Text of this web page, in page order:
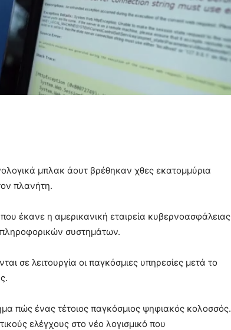
μπλακ άουτ βρέθηκαν χθες εκατομμύρια
πλανήτη.
έκανε η αμερικανική εταιρεία κυβερνοασφάλειας
συστημάτων.
σε λειτουργία οι παγκόσμιες υπηρεσίες μετά το
πώς ένας τέτοιος παγκόσμιος ψηφιακός κολοσσός.
ελέγχους στο νέο λογισμικό που